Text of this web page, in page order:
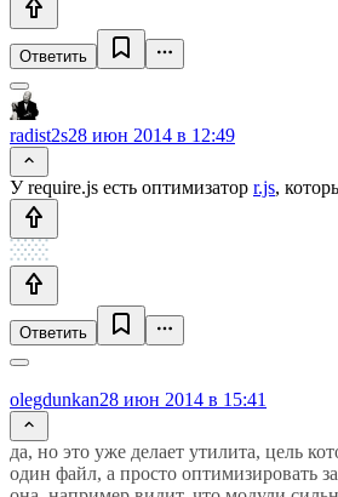
Ответить
radist2s28 июн 2014 в 12:49
У require.js есть оптимизатор r.js,
Ответить
olegdunkan28 июн 2014 в 15:41
да, но это уже делает утилита, цель
один файл, а просто оптимизировать